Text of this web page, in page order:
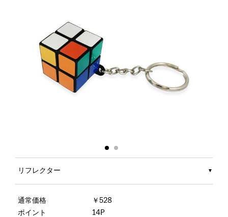
リフレクター
通常価格
￥528
ポイント
14P